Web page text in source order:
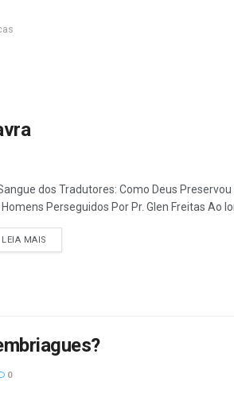
dos Tradutores: Como Deus
Perseguidos Por Pr. Glen Freitas Ao
LEIA MAIS
0